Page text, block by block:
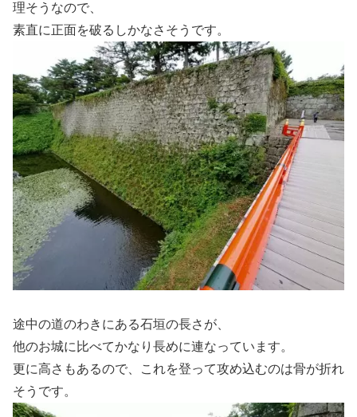
理そうなので、
素直に正面を破るしかなさそうです。
途中の道のわきにある石垣の長さが、
他のお城に比べてかなり長めに連なっています。
更に高さもあるので、これを登って攻め込むのは骨が折れ
そうです。